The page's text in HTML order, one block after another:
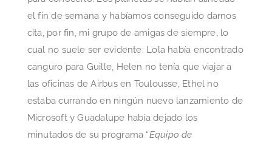
el fin de semana y habíamos conseguido darnos
cita, por fin, mi grupo de amigas de siempre, lo
cual no suele ser evidente: Lola había encontrado
canguro para Guille, Helen no tenía que viajar a
las oficinas de Airbus en Toulousse, Ethel no
estaba currando en ningún nuevo lanzamiento de
Microsoft y Guadalupe había dejado los
minutados de su programa “Equipo de